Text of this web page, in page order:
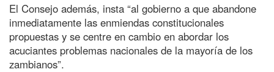
El Consejo además, insta “al gobierno a que abandone
inmediatamente las enmiendas constitucionales
propuestas y se centre en cambio en abordar los
acuciantes problemas nacionales de la mayoría de los
zambianos”.